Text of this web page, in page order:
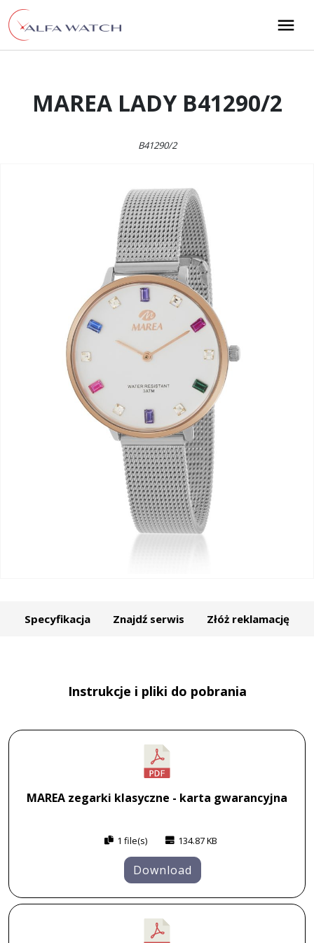
Przejdź do treści
Main Navigation
MAREA LADY B41290/2
B41290/2
Specyfikacja Znajdź serwis Złóż reklamację
Instrukcje i pliki do pobrania
MAREA zegarki klasyczne - karta gwarancyjna
1 file(s) 134.87 KB
Download